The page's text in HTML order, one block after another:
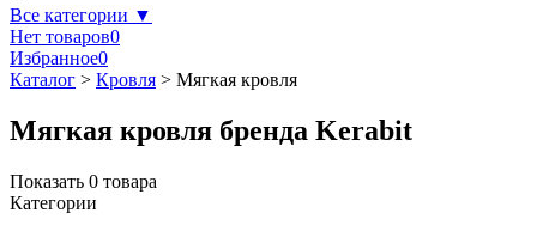
Все категории ▼
Нет товаров0
Избранное0
Каталог > Кровля > Мягкая кровля
Мягкая кровля бренда Kerabit
Показать 0 товара
Категории